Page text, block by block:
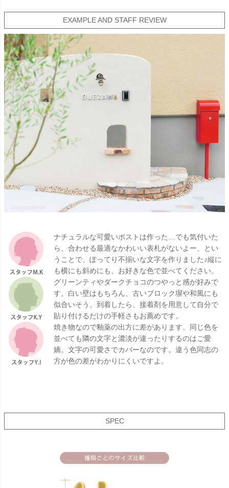
EXAMPLE AND STAFF REVIEW
ナチュラルな可愛いポストは作った…でも気付いた
ら、合わせる最適なかわいい表札がないよー、とい
うことで、ぽってり不揃いな文字を作りました♪縦に
も横にも斜めにも、お好きな色で並べてください。
グリーンティやダークチョコのつやっと感が好みで
す。白い壁はもちろん、古いブロック塀や和風にも
似合いそう。到着したら、接着剤を用意して自分で
貼り付けるだけの手軽さもお薦めです。
焼き物なので釉薬の出方に差があります。同じ色を
並べても隣の文字と濃淡が違ったりするのはご愛
嬌。文字の可愛さでカバーなのです。違う色同志の
方が色の差がわかりにくいですよ。
SPEC